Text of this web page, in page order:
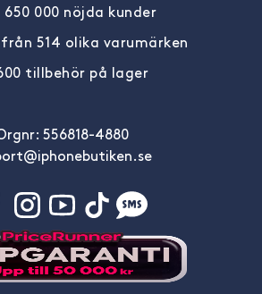
650 000 nöjda kunder
från 514 olika varumärken
tillbehör på lager
556818-4880